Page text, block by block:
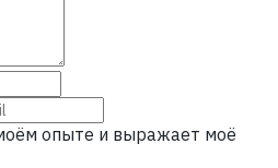
опыте и выражает моё